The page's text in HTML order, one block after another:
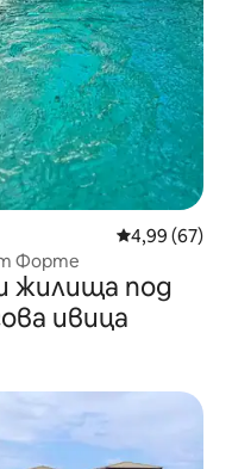
Средна
4,99 (67)
Форте
жилища под
ивица